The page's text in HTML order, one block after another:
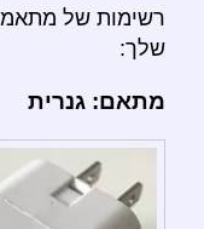
רשימות של
שלך:
מתאם: גנרית